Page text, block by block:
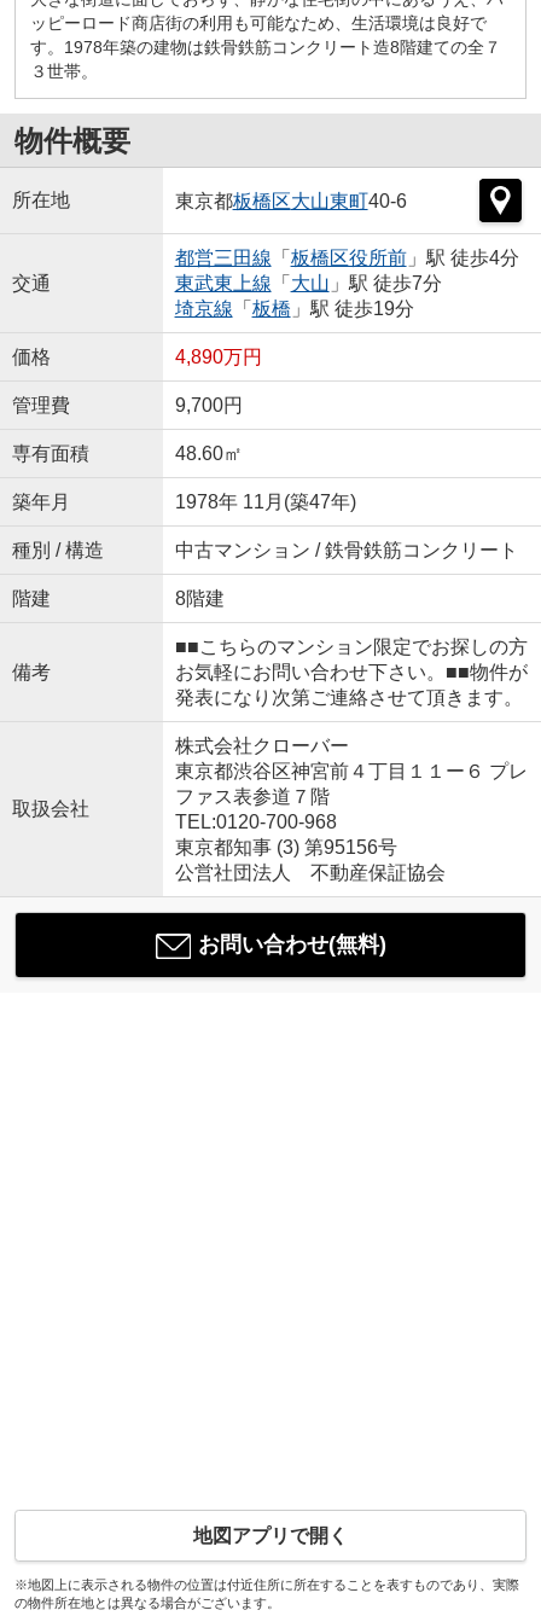
ッピーロード商店街の利用も可能なため、生活環境は良好で
す。1978年築の建物は鉄骨鉄筋コンクリート造8階建ての全７
３世帯。
物件概要
所在地 東京都板橋区大山東町40-6
交通
都営三田線 「 板橋区役所前」駅 徒歩4分
東武東上線 「 大山 」駅 徒歩7分
埼京線 「 板橋 」駅 徒歩19分
価格 4,890万円
管理費 9,700円
専有面積 48.60㎡
築年月 1978年 11月(築47年)
種別 / 構造 中古マンション / 鉄骨鉄筋コンクリート
階建 8階建
備考
■■こちらのマンション限定でお探しの方
お気軽にお問い合わせ下さい。■■物件が
発表になり次第ご連絡させて頂きます。
取扱会社
株式会社クローバー
東京都渋谷区神宮前４丁目１１ー６ プレ
ファス表参道７階
TEL:0120-700-968
東京都知事 (3) 第95156号
公営社団法人 不動産保証協会
お問い合わせ(無料)
地図アプリで開く
※地図上に表示される物件の位置は付近住所に所在することを表すものであり、実際
の物件所在地とは異なる場合がございます。